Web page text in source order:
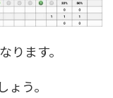
ります。
う。